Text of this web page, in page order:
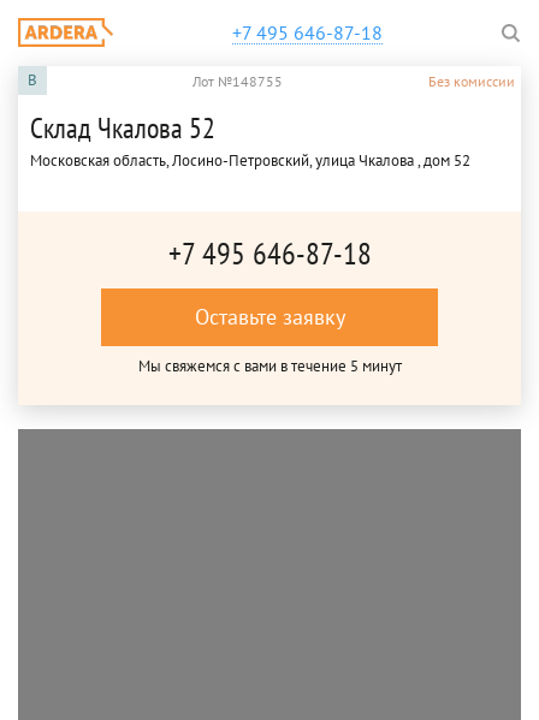
+7 495 646-87-18
B Лот №148755 Без комиссии
Склад Чкалова 52
Московская область, Лосино-Петровский, улица Чкалова , дом 52
+7 495 646-87-18
Оставьте заявку
Мы свяжемся с вами в течение 5 минут